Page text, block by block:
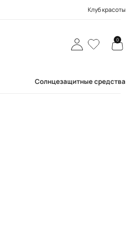
Клуб красоты
0
Солнцезащитные средства